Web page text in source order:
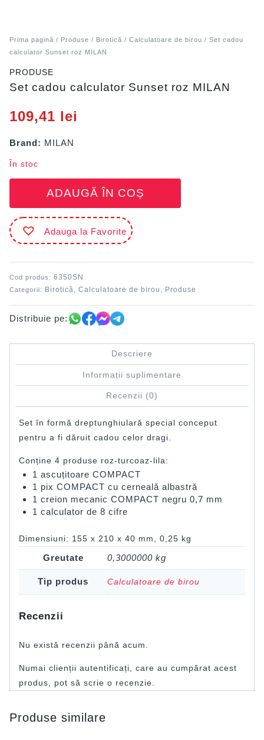
Prima pagină / Produse / Birotică / Calculatoare de birou / Set cadou
calculator Sunset roz MILAN
PRODUSE
Set cadou calculator Sunset roz MILAN
109,41 lei
Brand: MILAN
În stoc
cadou
calculator
Sunset
roz
ADAUGĂ ÎN COȘ
Adauga la Favorite
Cod produs: 6350SN
Categorii: Birotică Calculatoare de birou Produse
Distribuie pe:
Descriere
Informații suplimentare
Recenzii (0)
Set în formă dreptunghiulară special conceput
pentru a fi dăruit cadou celor dragi.
Conține 4 produse roz-turcoaz-lila:
1 ascuțitoare COMPACT
1 pix COMPACT cu cerneală albastră
1 creion mecanic COMPACT negru 0,7 mm
1 calculator de 8 cifre
Dimensiuni: 155 x 210 x 40 mm, 0,25 kg
Greutate 0,3000000 kg
Tip produs Calculatoare de birou
Recenzii
Nu există recenzii până acum.
Numai clienții autentificați, care au cumpărat acest
produs, pot să scrie o recenzie.
Produse similare